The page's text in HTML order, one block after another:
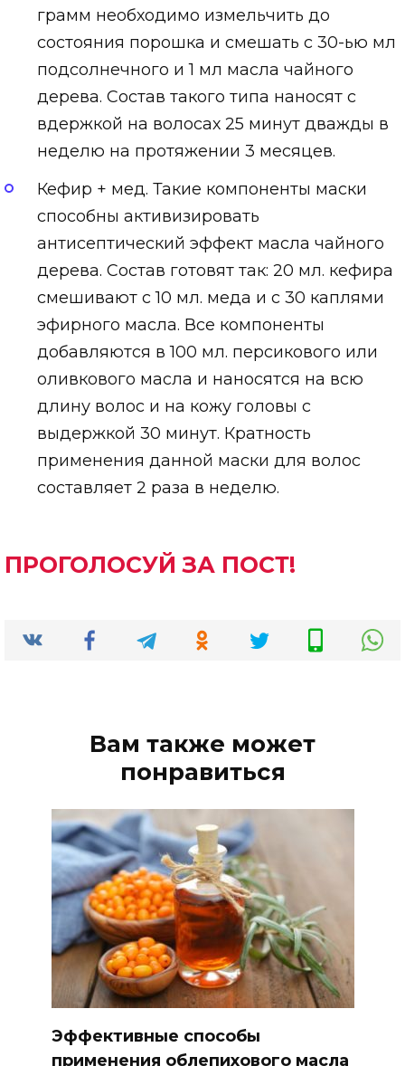
грамм необходимо измельчить до
состояния порошка и смешать с 30-ью мл
подсолнечного и 1 мл масла чайного
дерева. Состав такого типа наносят с
вдержкой на волосах 25 минут дважды в
неделю на протяжении 3 месяцев.
Кефир + мед. Такие компоненты маски
способны активизировать
антисептический эффект масла чайного
дерева. Состав готовят так: 20 мл. кефира
смешивают с 10 мл. меда и с 30 каплями
эфирного масла. Все компоненты
добавляются в 100 мл. персикового или
оливкового масла и наносятся на всю
длину волос и на кожу головы с
выдержкой 30 минут. Кратность
применения данной маски для волос
составляет 2 раза в неделю.
ПРОГОЛОСУЙ ЗА ПОСТ!
Вам также может
понравиться
Эффективные способы
применения облепихового масла